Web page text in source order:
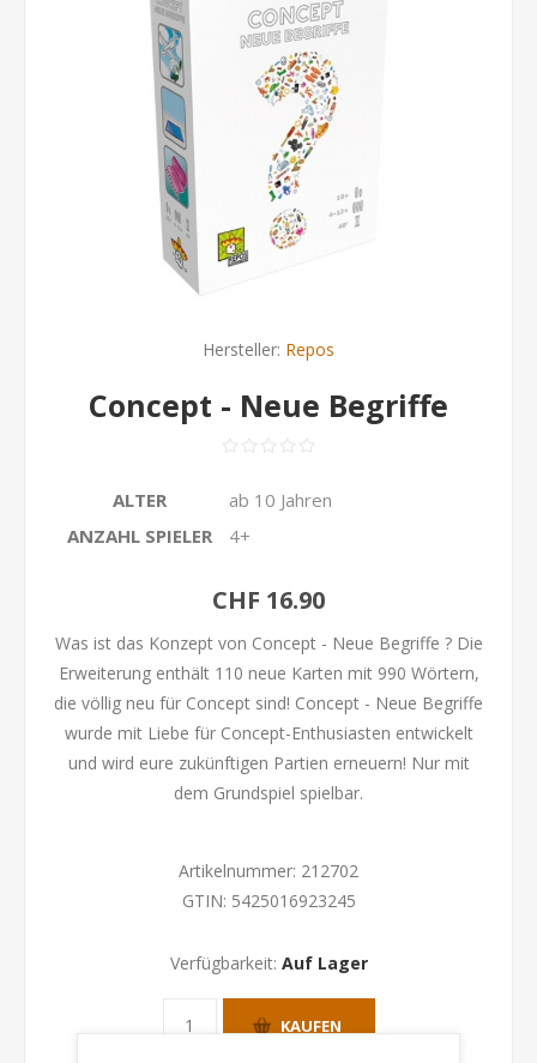
Hersteller: Repos
Concept - Neue Begriffe
ALTER
ab 10 Jahren
ANZAHL SPIELER
4+
CHF 16.90
Was ist das Konzept von Concept - Neue Begriffe ? Die
Erweiterung enthält 110 neue Karten mit 990 Wörtern,
die völlig neu für Concept sind! Concept - Neue Begriffe
wurde mit Liebe für Concept-Enthusiasten entwickelt
und wird eure zukünftigen Partien erneuern! Nur mit
dem Grundspiel spielbar.
Artikelnummer: 212702
GTIN: 5425016923245
Verfügbarkeit: Auf Lager
KAUFEN